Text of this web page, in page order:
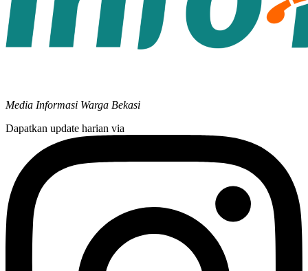
Media Informasi Warga Bekasi
Dapatkan update harian via